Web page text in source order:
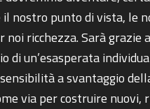
nostro punto di vista, le
ricchezza. Sarà
un’esasperata
a svantaggio
via per costruire nuovi,